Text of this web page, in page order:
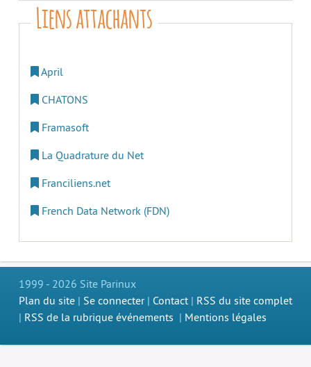
Liens attachants
April
CHATONS
Framasoft
La Quadrature du Net
Franciliens.net
French Data Network (FDN)
1999 - 2026 Site Parinux
Plan du site | Se connecter| Contact | RSS du site complet
| RSS de la rubrique événements | Mentions légales